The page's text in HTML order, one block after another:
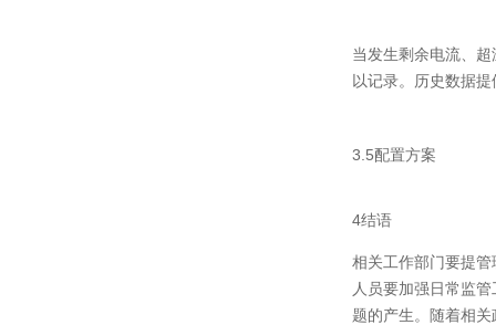
当发生剩余电流、
以记录。历史数据
3.5配置方案
4结语
相关工作部门要提
人员要加强日常监
题的产生。随着相